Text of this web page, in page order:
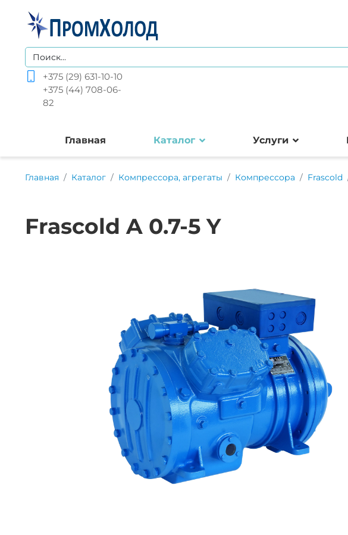
+375 (29) 631-10-10
+375 (44) 708-06-
82
Главная Каталог Услуги
Главная Каталог Компрессора, агрегаты Компрессора Frascold
Frascold A 0.7-5 Y